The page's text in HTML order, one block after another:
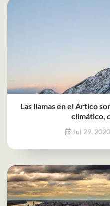
Las llamas en el Ártico
climático,
Jul 29, 2020